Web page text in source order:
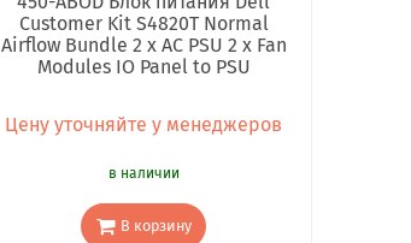
Customer Kit S4820T Normal
Airflow Bundle 2 x AC PSU 2 x Fan
Modules IO Panel to PSU
Цену уточняйте у менеджеров
в наличии
В корзину